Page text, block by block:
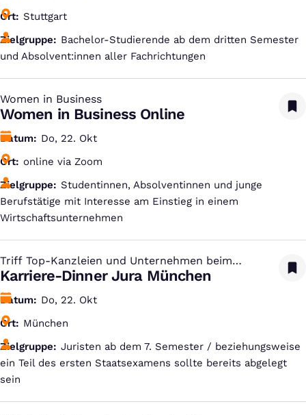
Ort
Stuttgart
Zielgruppe
Bachelor-Studierende ab dem dritten Semester
und Absolvent:innen aller Fachrichtungen
Women in Business
:
Women in Business Online
Datum
Do, 22. Okt
Ort
online via Zoom
Zielgruppe
Studentinnen, Absolventinnen und junge
Berufstätige mit Interesse am Einstieg in einem
Wirtschaftsunternehmen
Triff Top-Kanzleien und Unternehmen beim
Dinner
:
Karriere-Dinner Jura München
Datum
Do, 22. Okt
Ort
München
Zielgruppe
Juristen ab dem 7. Semester / beziehungsweise
ein Teil des ersten Staatsexamens sollte bereits abgelegt
sein